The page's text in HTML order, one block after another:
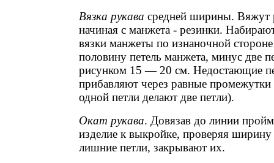
Вязка рукава средней ширины. Вяжут
начиная с манжета - резинки.
вязки манжеты по изнаночной
половину петель манжета, минус две
рисунком 15 — 20 см. Недостающие
прибавляют через равные промежутки
одной петли делают две петли).
Окат рукава. Довязав до линии
изделие к выкройке, проверяя ширину
лишние петли, закрывают их.